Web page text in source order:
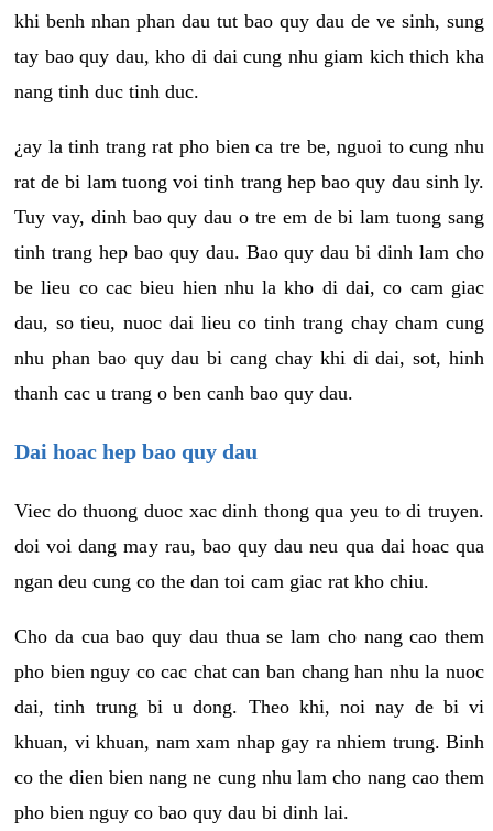
khi benh nhan phan dau tut bao quy dau de ve sinh, sung
tay bao quy dau, kho di dai cung nhu giam kich thich kha
nang tinh duc tinh duc.
¿ay la tinh trang rat pho bien ca tre be, nguoi to cung nhu
rat de bi lam tuong voi tinh trang hep bao quy dau sinh ly.
Tuy vay, dinh bao quy dau o tre em de bi lam tuong sang
tinh trang hep bao quy dau. Bao quy dau bi dinh lam cho
be lieu co cac bieu hien nhu la kho di dai, co cam giac
dau, so tieu, nuoc dai lieu co tinh trang chay cham cung
nhu phan bao quy dau bi cang chay khi di dai, sot, hinh
thanh cac u trang o ben canh bao quy dau.
Dai hoac hep bao quy dau
Viec do thuong duoc xac dinh thong qua yeu to di truyen.
doi voi dang may rau, bao quy dau neu qua dai hoac qua
ngan deu cung co the dan toi cam giac rat kho chiu.
Cho da cua bao quy dau thua se lam cho nang cao them
pho bien nguy co cac chat can ban chang han nhu la nuoc
dai, tinh trung bi u dong. Theo khi, noi nay de bi vi
khuan, vi khuan, nam xam nhap gay ra nhiem trung. Binh
co the dien bien nang ne cung nhu lam cho nang cao them
pho bien nguy co bao quy dau bi dinh lai.